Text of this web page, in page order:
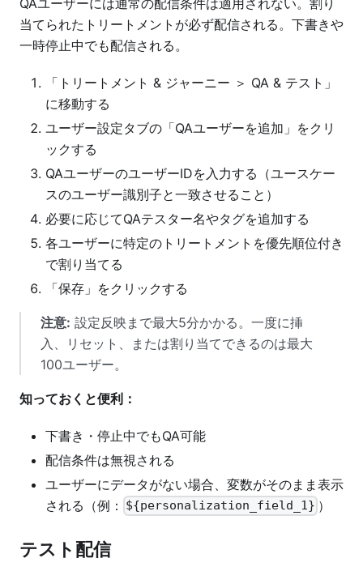
当てられたトリートメントが必ず配信される。下書きや
一時停止中でも配信される。
「トリートメント & ジャーニー ＞ QA & テスト」
に移動する
ユーザー設定タブの「QAユーザーを追加」をクリ
ックする
QAユーザーのユーザーIDを入力する（ユースケー
スのユーザー識別子と一致させること）
必要に応じてQAテスター名やタグを追加する
各ユーザーに特定のトリートメントを優先順位付き
で割り当てる
「保存」をクリックする
注意: 設定反映まで最大5分かかる。一度に挿
入、リセット、または割り当てできるのは最大
100ユーザー。
知っておくと便利：
下書き・停止中でもQA可能
配信条件は無視される
ユーザーにデータがない場合、変数がそのまま表示
される（例：
${personalization_field_1} ）
テスト配信